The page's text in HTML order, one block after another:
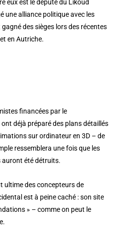
eux est le député du Likoud
une alliance politique avec les
des sièges lors des récentes
en Autriche.
financées par le
déjà préparé des plans détaillés
sur ordinateur en 3D – de
ressemblera une fois que les
auront été détruits.
ultime des concepteurs de
est à peine caché : son site
» – comme on peut le